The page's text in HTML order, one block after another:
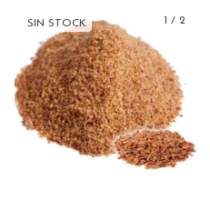
/ 2
SIN STOCK